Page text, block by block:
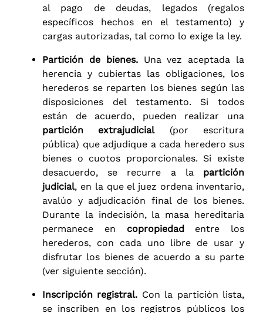
al pago de deudas, legados (regalos
específicos hechos en el testamento) y
cargas autorizadas, tal como lo exige la ley.
Partición de bienes.Una vez aceptada la
herencia y cubiertas las obligaciones, los
herederos se reparten los bienes según las
disposiciones del testamento. Si todos
están de acuerdo, pueden realizar una
partición extrajudicial(por escritura
pública) que adjudique a cada heredero sus
bienes o cuotos proporcionales. Si existe
desacuerdo, se recurre a la partición
judicial, en la que el juez ordena inventario,
avalúo y adjudicación final de los bienes.
Durante la indecisión, la masa hereditaria
permanece en copropiedadentre los
herederos, con cada uno libre de usar y
disfrutar los bienes de acuerdo a su parte
(ver siguiente sección).
Inscripción registral. Con la partición lista,
se inscriben en los registros públicos los